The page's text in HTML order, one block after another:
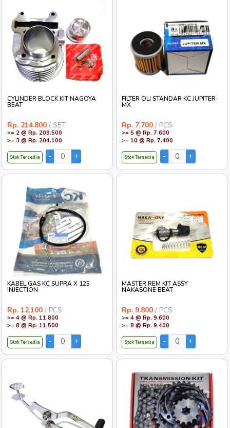
CYLINDER BLOCK KIT NAGOYA
BEAT
Rp. 214.800 / SET
>= 2 @ Rp. 209.500
>= 3 @ Rp. 204.100
Stok Tersedia
FILTER OLI STANDAR KC JUPITER-
MX
Rp. 7.700 / PCS
>= 5 @ Rp. 7.600
>= 10 @ Rp. 7.400
Stok Tersedia
KABEL GAS KC SUPRA X 125
INJECTION
Rp. 12.100 / PCS
>= 4 @ Rp. 11.800
>= 8 @ Rp. 11.500
Stok Tersedia
MASTER REM KIT ASSY
NAKASONE BEAT
Rp. 9.800 / PCS
>= 4 @ Rp. 9.600
>= 8 @ Rp. 9.400
Stok Tersedia